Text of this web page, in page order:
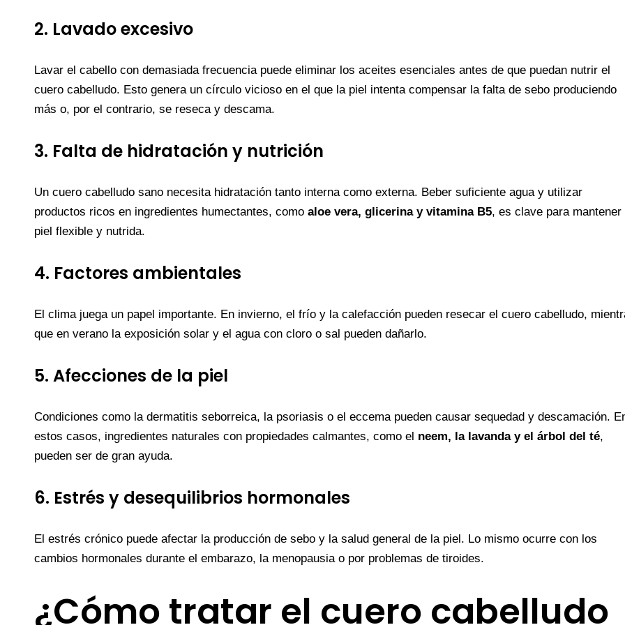
2. Lavado excesivo
Lavar el cabello con demasiada frecuencia puede eliminar los aceites esenciales antes de que puedan nutrir el
cuero cabelludo. Esto genera un círculo vicioso en el que la piel intenta compensar la falta de sebo produciendo
más o, por el contrario, se reseca y descama.
3. Falta de hidratación y nutrición
Un cuero cabelludo sano necesita hidratación tanto interna como externa. Beber suficiente agua y utilizar
productos ricos en ingredientes humectantes, como aloe vera, glicerina y vitamina B5, es clave para mantener
piel flexible y nutrida.
4. Factores ambientales
El clima juega un papel importante. En invierno, el frío y la calefacción pueden resecar el cuero cabelludo,
que en verano la exposición solar y el agua con cloro o sal pueden dañarlo.
5. Afecciones de la piel
Condiciones como la dermatitis seborreica, la psoriasis o el eccema pueden causar sequedad y descamación.
estos casos, ingredientes naturales con propiedades calmantes, como el neem, la lavanda y el árbol del té,
pueden ser de gran ayuda.
6. Estrés y desequilibrios hormonales
El estrés crónico puede afectar la producción de sebo y la salud general de la piel. Lo mismo ocurre con los
cambios hormonales durante el embarazo, la menopausia o por problemas de tiroides.
¿Cómo tratar el cuero cabelludo